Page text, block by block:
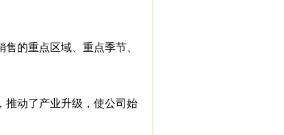
的重点区域、重点季节、
推动了产业升级，使公司始